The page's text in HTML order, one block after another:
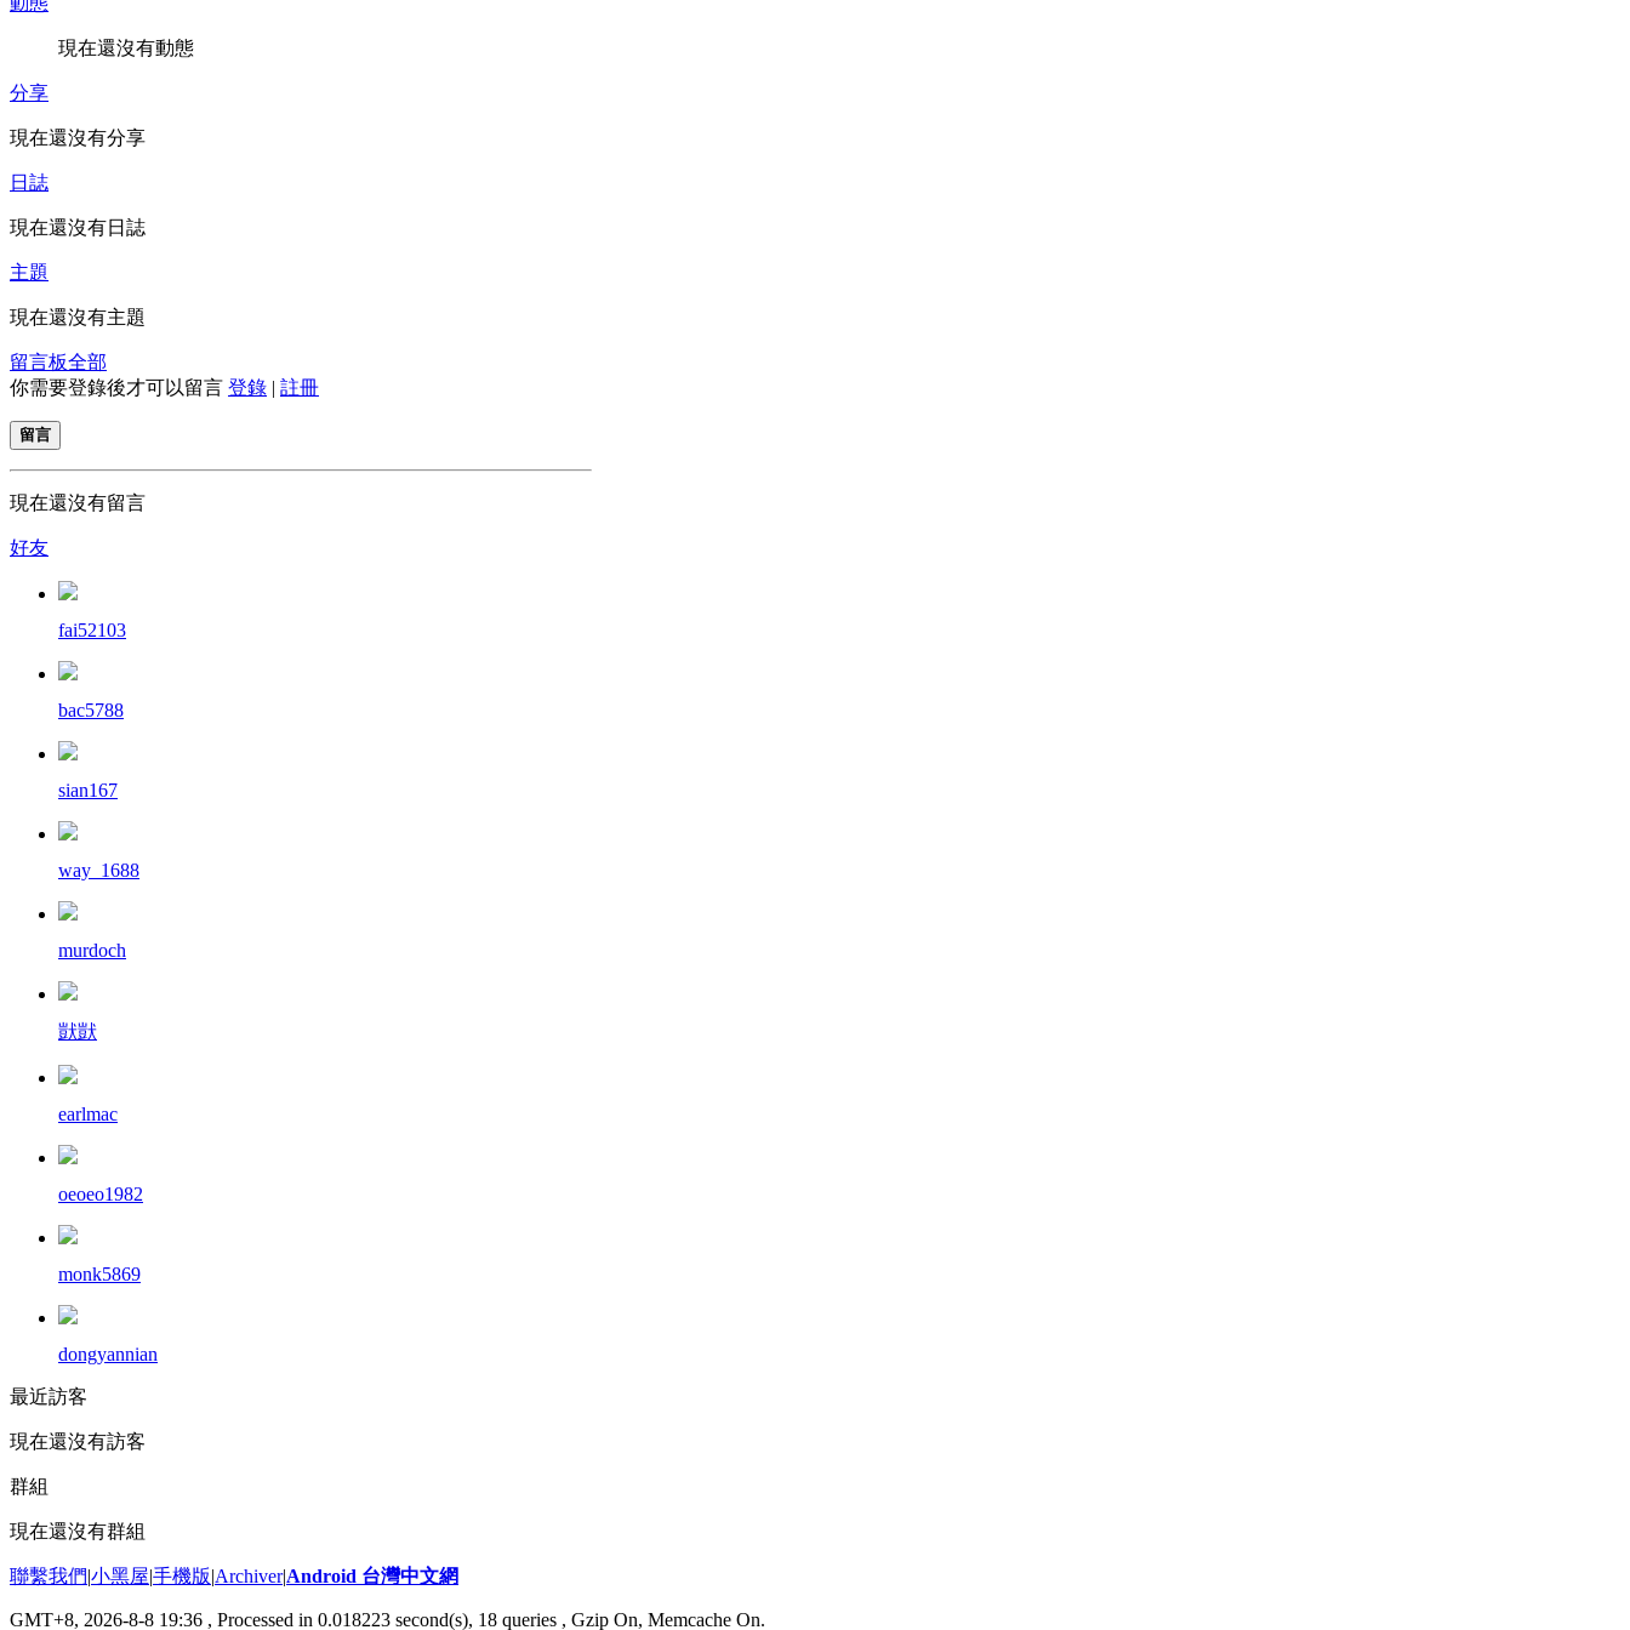
現在還沒有動態
分享
現在還沒有分享
日誌
現在還沒有日誌
主題
現在還沒有主題
留言板全部
你需要登錄後才可以留言 登錄 | 註冊
留言
現在還沒有留言
好友
fai52103
bac5788
sian167
way_1688
murdoch
獃獃
earlmac
oeoeo1982
monk5869
dongyannian
最近訪客
現在還沒有訪客
群組
現在還沒有群組
聯繫我們|小黑屋|手機版|Archiver|Android 台灣中文網
GMT+8, 2026-8-8 19:36 , Processed in 0.018223 second(s), 18 queries , Gzip On, Memcache On.